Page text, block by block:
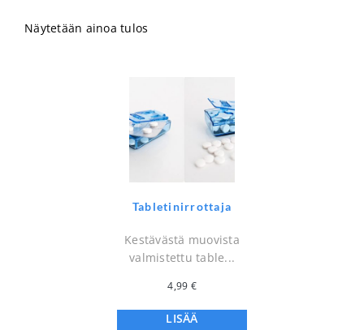
Näytetään ainoa tulos
Tabletinirrottaja
Kestävästä muovista
valmistettu table...
4,99 €
LISÄÄ